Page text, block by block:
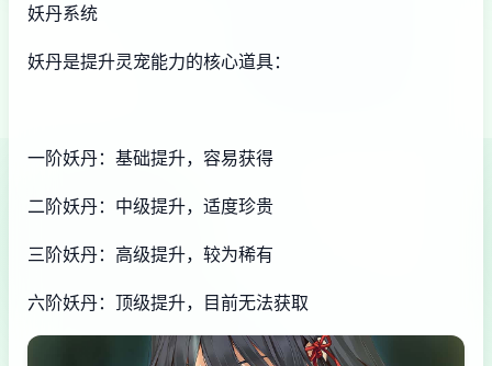
妖丹系统
妖丹是提升灵宠能力的核心道具：
一阶妖丹：基础提升，容易获得
二阶妖丹：中级提升，适度珍贵
三阶妖丹：高级提升，较为稀有
六阶妖丹：顶级提升，目前无法获取